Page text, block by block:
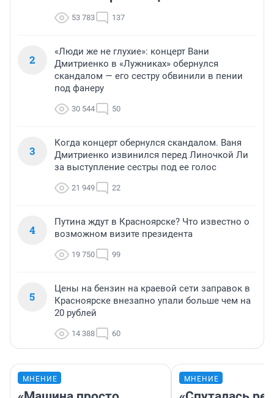
53 783 137
2
«Люди же не глухие»: концерт Вани
Дмитриенко в «Лужниках» обернулся
скандалом — его сестру обвинили в пении
под фанеру
30 544 50
3
Когда концерт обернулся скандалом. Ваня
Дмитриенко извинился перед Линочкой Ли
за выступление сестры под ее голос
21 949 22
4
Путина ждут в Красноярске? Что известно о
возможном визите президента
19 750 99
5
Цены на бензин на краевой сети заправок в
Красноярске внезапно упали больше чем на
20 рублей
14 388 60
МНЕНИЕ МНЕНИЕ